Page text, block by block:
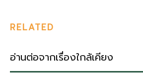
RELATED
อ่านต่อจากเรื่องใกล้เคียง